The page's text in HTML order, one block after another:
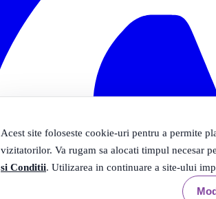
Acest site foloseste cookie-uri pentru a permite
vizitatorilor. Va rugam sa alocati timpul necesar
si Conditii. Utilizarea in continuare a site-ului